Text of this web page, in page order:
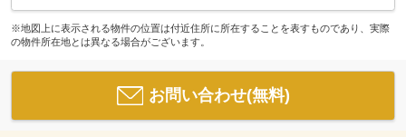
※地図上に表示される物件の位置は付近住所に所在することを表すものであり、実際
の物件所在地とは異なる場合がございます。
お問い合わせ(無料)